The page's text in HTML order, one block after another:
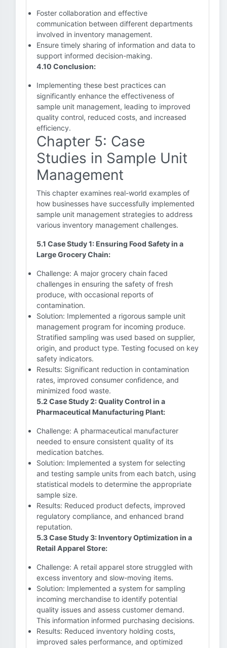
Foster collaboration and effective
communication between different departments
involved in inventory management.
Ensure timely sharing of information and data to
support informed decision-making.
4.10 Conclusion:
Implementing these best practices can
significantly enhance the effectiveness of
sample unit management, leading to improved
quality control, reduced costs, and increased
efficiency.
Chapter 5: Case
Studies in Sample Unit
Management
This chapter examines real-world examples of
how businesses have successfully implemented
sample unit management strategies to address
various inventory management challenges.
5.1 Case Study 1: Ensuring Food Safety in a
Large Grocery Chain:
Challenge: A major grocery chain faced
challenges in ensuring the safety of fresh
produce, with occasional reports of
contamination.
Solution: Implemented a rigorous sample unit
management program for incoming produce.
Stratified sampling was used based on supplier,
origin, and product type. Testing focused on key
safety indicators.
Results: Significant reduction in contamination
rates, improved consumer confidence, and
minimized food waste.
5.2 Case Study 2: Quality Control in a
Pharmaceutical Manufacturing Plant:
Challenge: A pharmaceutical manufacturer
needed to ensure consistent quality of its
medication batches.
Solution: Implemented a system for selecting
and testing sample units from each batch, using
statistical models to determine the appropriate
sample size.
Results: Reduced product defects, improved
regulatory compliance, and enhanced brand
reputation.
5.3 Case Study 3: Inventory Optimization in a
Retail Apparel Store:
Challenge: A retail apparel store struggled with
excess inventory and slow-moving items.
Solution: Implemented a system for sampling
incoming merchandise to identify potential
quality issues and assess customer demand.
This information informed purchasing decisions.
Results: Reduced inventory holding costs,
improved sales performance, and optimized